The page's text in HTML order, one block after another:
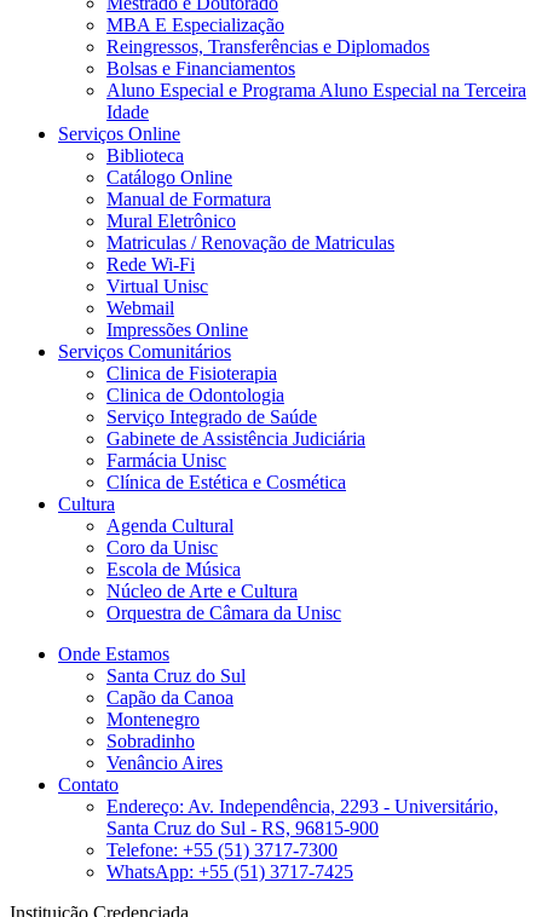
MBA E Especialização
Reingressos, Transferências e Diplomados
Bolsas e Financiamentos
Aluno Especial e Programa Aluno Especial na Terceira
Idade
Serviços Online
Biblioteca
Catálogo Online
Manual de Formatura
Mural Eletrônico
Matriculas / Renovação de Matriculas
Rede Wi-Fi
Virtual Unisc
Webmail
Impressões Online
Serviços Comunitários
Clinica de Fisioterapia
Clinica de Odontologia
Serviço Integrado de Saúde
Gabinete de Assistência Judiciária
Farmácia Unisc
Clínica de Estética e Cosmética
Cultura
Agenda Cultural
Coro da Unisc
Escola de Música
Núcleo de Arte e Cultura
Orquestra de Câmara da Unisc
Onde Estamos
Santa Cruz do Sul
Capão da Canoa
Montenegro
Sobradinho
Venâncio Aires
Contato
Endereço: Av. Independência, 2293 - Universitário,
Santa Cruz do Sul - RS, 96815-900
Telefone: +55 (51) 3717-7300
WhatsApp: +55 (51) 3717-7425
Instituição Credenciada